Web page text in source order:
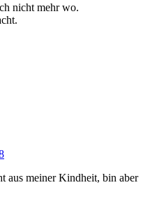
nicht mehr wo.
aus meiner Kindheit, bin aber